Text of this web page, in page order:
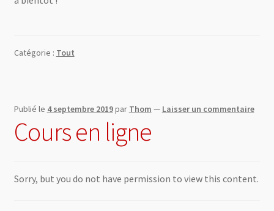
Catégorie : Tout
Publié le 4 septembre 2019par Thom — Laisser un commentaire
Cours en ligne
Sorry, but you do not have permission to view this content.